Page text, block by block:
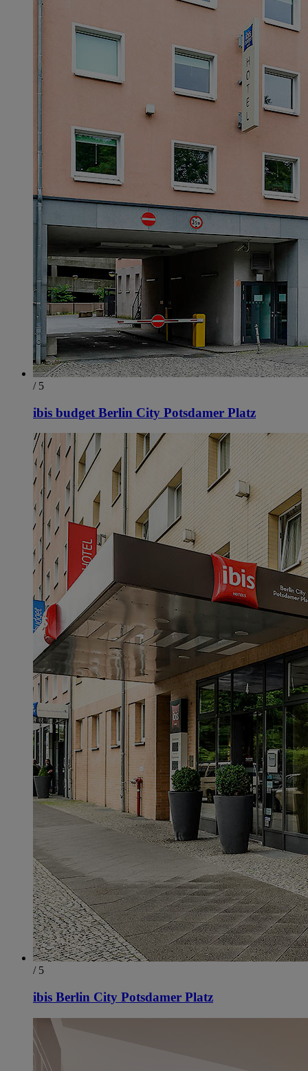
/ 5
ibis budget Berlin City Potsdamer Platz
/ 5
ibis Berlin City Potsdamer Platz